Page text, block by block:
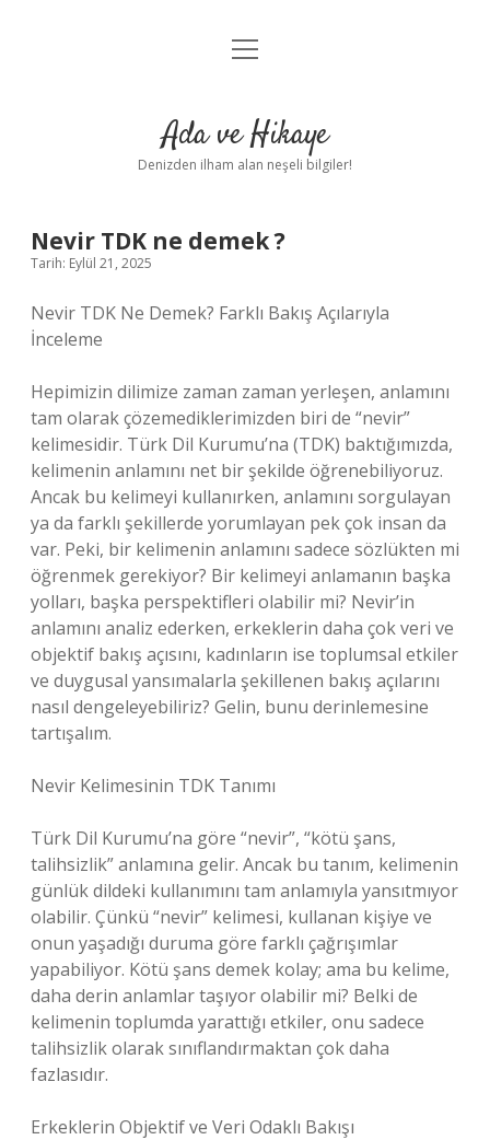
Anasayfa
Yasal Uyarı
menüyü
Ada ve Hikaye
Denizden ilham alan neşeli bilgiler!
Nevir TDK ne demek ?
Tarih: Eylül 21, 2025
Nevir TDK Ne Demek? Farklı Bakış Açılarıyla
İnceleme
Hepimizin dilimize zaman zaman yerleşen, anlamını
tam olarak çözemediklerimizden biri de “nevir”
kelimesidir. Türk Dil Kurumu’na (TDK) baktığımızda,
kelimenin anlamını net bir şekilde öğrenebiliyoruz.
Ancak bu kelimeyi kullanırken, anlamını sorgulayan
ya da farklı şekillerde yorumlayan pek çok insan da
var. Peki, bir kelimenin anlamını sadece sözlükten mi
öğrenmek gerekiyor? Bir kelimeyi anlamanın başka
yolları, başka perspektifleri olabilir mi? Nevir’in
anlamını analiz ederken, erkeklerin daha çok veri ve
objektif bakış açısını, kadınların ise toplumsal etkiler
ve duygusal yansımalarla şekillenen bakış açılarını
nasıl dengeleyebiliriz? Gelin, bunu derinlemesine
tartışalım.
Nevir Kelimesinin TDK Tanımı
Türk Dil Kurumu’na göre “nevir”, “kötü şans,
talihsizlik” anlamına gelir. Ancak bu tanım, kelimenin
günlük dildeki kullanımını tam anlamıyla yansıtmıyor
olabilir. Çünkü “nevir” kelimesi, kullanan kişiye ve
onun yaşadığı duruma göre farklı çağrışımlar
yapabiliyor. Kötü şans demek kolay; ama bu kelime,
daha derin anlamlar taşıyor olabilir mi? Belki de
kelimenin toplumda yarattığı etkiler, onu sadece
talihsizlik olarak sınıflandırmaktan çok daha
fazlasıdır.
Erkeklerin Objektif ve Veri Odaklı Bakışı